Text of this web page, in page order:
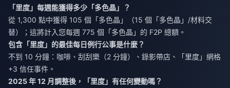
「里度」每週能獲得多少「多色晶」？
從 1,300 點中獲得 105 個「多色晶」（15 個「多色晶」/材料交
替）；這將計入您每週 775 個「多色晶」的 F2P 總額。
包含「里度」的最佳每日例行公事是什麼？
不到 10 分鐘：咖啡、刮刮樂（2 分鐘）、錄影帶店、「里度」網格
+3 信任事件。
2025 年 12 月調整後，「里度」有任何變動嗎？